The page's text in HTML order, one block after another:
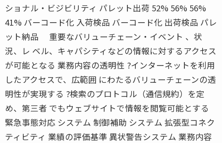
ショナル・ビジビリティ パレット出荷 52% 56% 56%
41% バーコード化 入荷検品 バーコード化 出荷検品 パレ
ット納品 重要なバリューチェーン・イベント 、状
況、レ ベル、キャパシティなどの情報に対するアクセス
が可能となる 業務内容の透明性 ?インターネットを利用
したアクセスで、広範囲 にわたるバリューチェーンの透
明性が実現する ?検索のプロトコル（通信規約）を定
め、第三者 でもウェブサイトで情報を閲覧可能とする
緊急事態対応 システム 制御補助 システム 拡張型コネク
ティビティ 業績の評価基準 異状警告システム 業務内容